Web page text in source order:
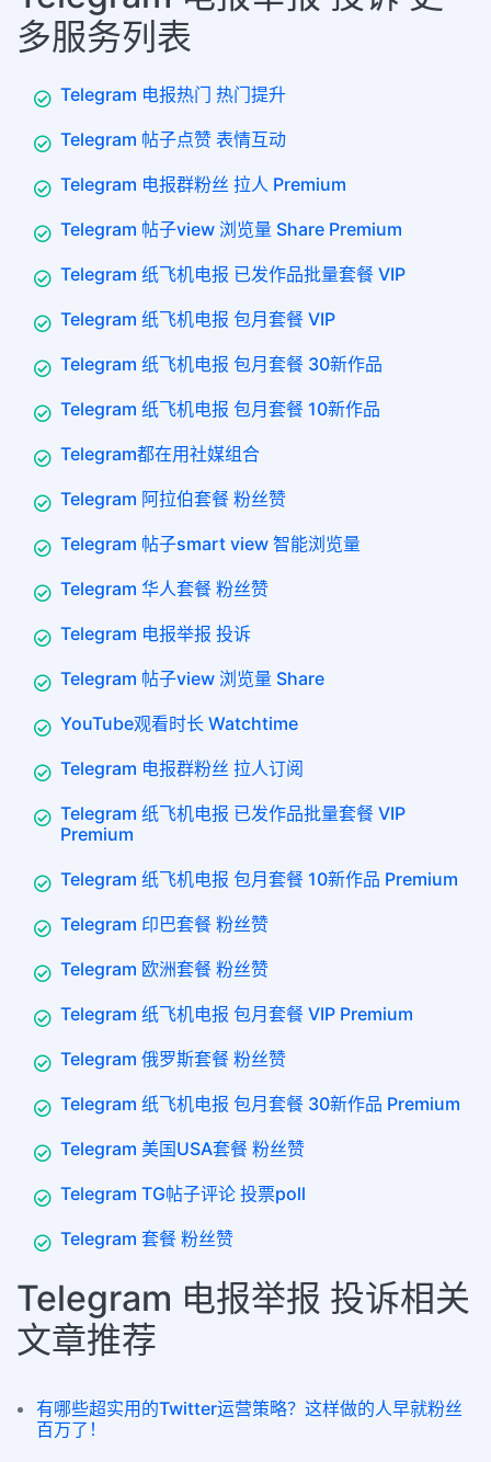
多服务列表
Telegram 电报热门 热门提升
Telegram 帖子点赞 表情互动
Telegram 电报群粉丝 拉人 Premium
Telegram 帖子view 浏览量 Share Premium
Telegram 纸飞机电报 已发作品批量套餐 VIP
Telegram 纸飞机电报 包月套餐 VIP
Telegram 纸飞机电报 包月套餐 30新作品
Telegram 纸飞机电报 包月套餐 10新作品
Telegram都在用社媒组合
Telegram 阿拉伯套餐 粉丝赞
Telegram 帖子smart view 智能浏览量
Telegram 华人套餐 粉丝赞
Telegram 电报举报 投诉
Telegram 帖子view 浏览量 Share
YouTube观看时长 Watchtime
Telegram 电报群粉丝 拉人订阅
Telegram 纸飞机电报 已发作品批量套餐 VIP
Premium
Telegram 纸飞机电报 包月套餐 10新作品 Premium
Telegram 印巴套餐 粉丝赞
Telegram 欧洲套餐 粉丝赞
Telegram 纸飞机电报 包月套餐 VIP Premium
Telegram 俄罗斯套餐 粉丝赞
Telegram 纸飞机电报 包月套餐 30新作品 Premium
Telegram 美国USA套餐 粉丝赞
Telegram TG帖子评论 投票poll
Telegram 套餐 粉丝赞
Telegram 电报举报 投诉相关
文章推荐
有哪些超实用的Twitter运营策略？这样做的人早就粉丝
百万了！